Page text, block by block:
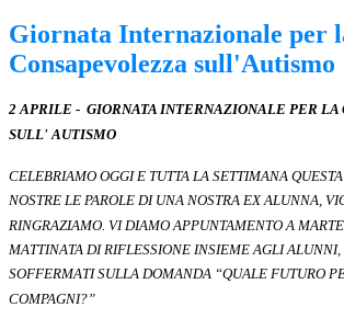
Giornata Internazionale per
Consapevolezza sull'Autismo
2 APRILE - GIORNATA INTERNAZIONALE PER LA
SULL' AUTISMO
CELEBRIAMO OGGI E TUTTA LA SETTIMANA
NOSTRE LE PAROLE DI UNA NOSTRA EX ALUNNA,
RINGRAZIAMO. VI DIAMO APPUNTAMENTO A
MATTINATA DI RIFLESSIONE INSIEME AGLI ALUNNI,
SOFFERMATI SULLA DOMANDA “QUALE FUTURO
COMPAGNI?”